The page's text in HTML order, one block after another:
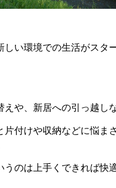
しい環境での生活がスタ
えや、新居への引っ越し
片付けや収納などに悩ま
うのは上手くできれば快